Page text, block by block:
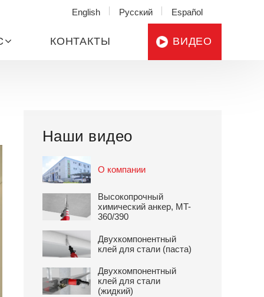
English Русский Español
КОНТАКТЫ ВИДЕО
Наши видео
О компании
Высокопрочный
химический анкер, MT-
360/390
Двухкомпонентный
клей для стали (паста)
Двухкомпонентный
клей для стали
(жидкий)